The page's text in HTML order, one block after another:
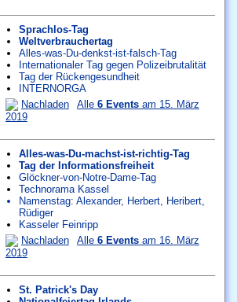
Sprachlos-Tag
Weltverbrauchertag
Alles-was-Du-denkst-ist-falsch-Tag
Internationaler Tag gegen Polizeibrutalität
Tag der Rückengesundheit
INTERNORGA
Nachladen
Alle 6 Eventsam 15. März
2019
Alles-was-Du-machst-ist-richtig-Tag
Tag der Informationsfreiheit
Glöckner-von-Notre-Dame-Tag
Technorama Kassel
Namenstag: Alexander, Herbert, Heribert,
Rüdiger
Kasseler Feinripp
Nachladen
Alle 6 Eventsam 16. März
2019
St. Patrick's Day